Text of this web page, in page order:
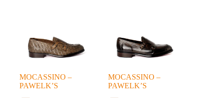
MOCASSINO –
PAWELK’S
MOCASSINO –
PAWELK’S